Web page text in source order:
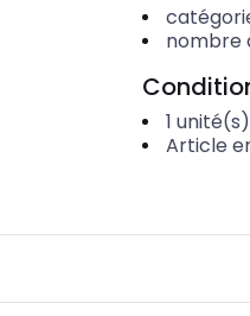
nombre
1 unité(s)
Article